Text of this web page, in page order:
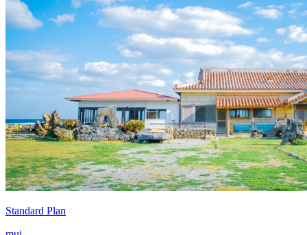
Standard Plan